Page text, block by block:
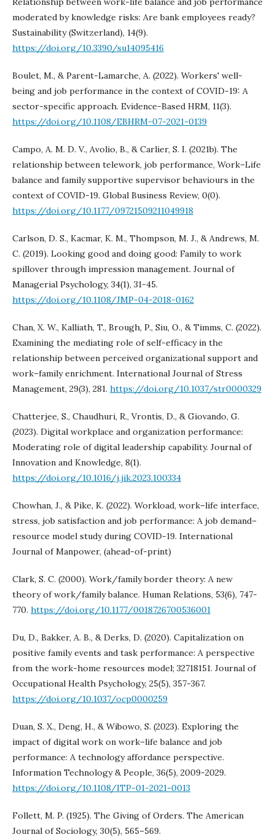
moderated by knowledge risks: Are bank employees ready?
Sustainability (Switzerland), 14(9).
https://doi.org/10.3390/su14095416
Boulet, M., & Parent-Lamarche, A. (2022). Workers' well-
being and job performance in the context of COVID-19: A
sector-specific approach. Evidence-Based HRM, 11(3).
https://doi.org/10.1108/EBHRM-07-2021-0139
Campo, A. M. D. V., Avolio, B., & Carlier, S. I. (2021b). The
relationship between telework, job performance, Work–Life
balance and family supportive supervisor behaviours in the
context of COVID-19. Global Business Review, 0(0).
https://doi.org/10.1177/09721509211049918
Carlson, D. S., Kacmar, K. M., Thompson, M. J., & Andrews, M.
C. (2019). Looking good and doing good: Family to work
spillover through impression management. Journal of
Managerial Psychology, 34(1), 31-45.
https://doi.org/10.1108/JMP-04-2018-0162
Chan, X. W., Kalliath, T., Brough, P., Siu, O., & Timms, C. (2022).
Examining the mediating role of self-efficacy in the
relationship between perceived organizational support and
work–family enrichment. International Journal of Stress
Management, 29(3), 281. https://doi.org/10.1037/str0000329
Chatterjee, S., Chaudhuri, R., Vrontis, D., & Giovando, G.
(2023). Digital workplace and organization performance:
Moderating role of digital leadership capability. Journal of
Innovation and Knowledge, 8(1).
https://doi.org/10.1016/j.jik.2023.100334
Chowhan, J., & Pike, K. (2022). Workload, work–life interface,
stress, job satisfaction and job performance: A job demand–
resource model study during COVID-19. International
Journal of Manpower, (ahead-of-print)
Clark, S. C. (2000). Work/family border theory: A new
theory of work/family balance. Human Relations, 53(6), 747-
770. https://doi.org/10.1177/0018726700536001
Du, D., Bakker, A. B., & Derks, D. (2020). Capitalization on
positive family events and task performance: A perspective
from the work-home resources model; 32718151. Journal of
Occupational Health Psychology, 25(5), 357-367.
https://doi.org/10.1037/ocp0000259
Duan, S. X., Deng, H., & Wibowo, S. (2023). Exploring the
impact of digital work on work–life balance and job
performance: A technology affordance perspective.
Information Technology & People, 36(5), 2009-2029.
https://doi.org/10.1108/ITP-01-2021-0013
Follett, M. P. (1925). The Giving of Orders. The American
Journal of Sociology, 30(5), 565–569.